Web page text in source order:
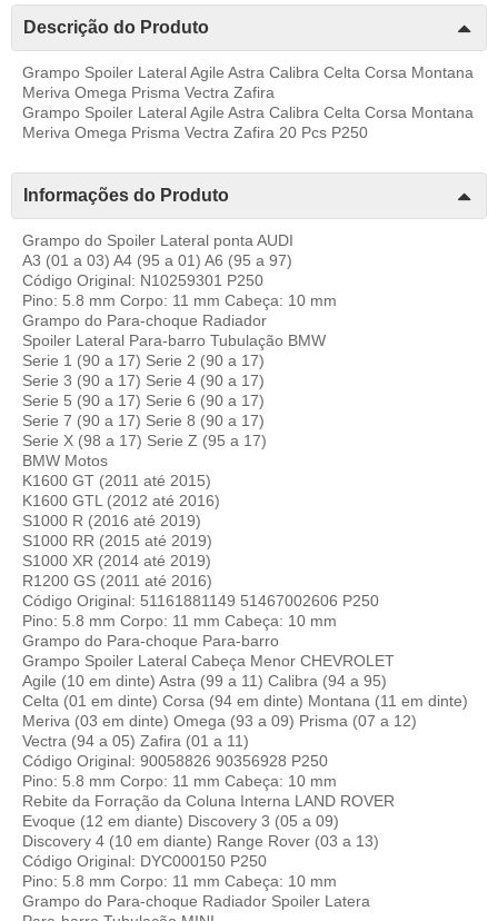
Descrição do Produto
Grampo Spoiler Lateral Agile Astra Calibra Celta Corsa Montana
Meriva Omega Prisma Vectra Zafira
Grampo Spoiler Lateral Agile Astra Calibra Celta Corsa Montana
Meriva Omega Prisma Vectra Zafira 20 Pcs P250
Informações do Produto
Grampo do Spoiler Lateral ponta AUDI
A3 (01 a 03) A4 (95 a 01) A6 (95 a 97)
Código Original: N10259301 P250
Pino: 5.8 mm Corpo: 11 mm Cabeça: 10 mm
Grampo do Para-choque Radiador
Spoiler Lateral Para-barro Tubulação BMW
Serie 1 (90 a 17) Serie 2 (90 a 17)
Serie 3 (90 a 17) Serie 4 (90 a 17)
Serie 5 (90 a 17) Serie 6 (90 a 17)
Serie 7 (90 a 17) Serie 8 (90 a 17)
Serie X (98 a 17) Serie Z (95 a 17)
BMW Motos
K1600 GT (2011 até 2015)
K1600 GTL (2012 até 2016)
S1000 R (2016 até 2019)
S1000 RR (2015 até 2019)
S1000 XR (2014 até 2019)
R1200 GS (2011 até 2016)
Código Original: 51161881149 51467002606 P250
Pino: 5.8 mm Corpo: 11 mm Cabeça: 10 mm
Grampo do Para-choque Para-barro
Grampo Spoiler Lateral Cabeça Menor CHEVROLET
Agile (10 em dinte) Astra (99 a 11) Calibra (94 a 95)
Celta (01 em dinte) Corsa (94 em dinte) Montana (11 em dinte)
Meriva (03 em dinte) Omega (93 a 09) Prisma (07 a 12)
Vectra (94 a 05) Zafira (01 a 11)
Código Original: 90058826 90356928 P250
Pino: 5.8 mm Corpo: 11 mm Cabeça: 10 mm
Rebite da Forração da Coluna Interna LAND ROVER
Evoque (12 em diante) Discovery 3 (05 a 09)
Discovery 4 (10 em diante) Range Rover (03 a 13)
Código Original: DYC000150 P250
Pino: 5.8 mm Corpo: 11 mm Cabeça: 10 mm
Grampo do Para-choque Radiador Spoiler Latera